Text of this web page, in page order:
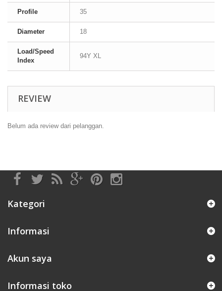
Profile 35
Diameter 18
Load/Speed
Index
94Y XL
REVIEW
Belum ada review dari pelanggan.
Kategori
Informasi
Akun saya
Informasi toko